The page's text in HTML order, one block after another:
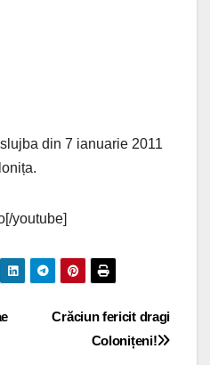
din 7 ianuarie 2011
youtube]
Crăciun fericit dragi
Colonițeni!